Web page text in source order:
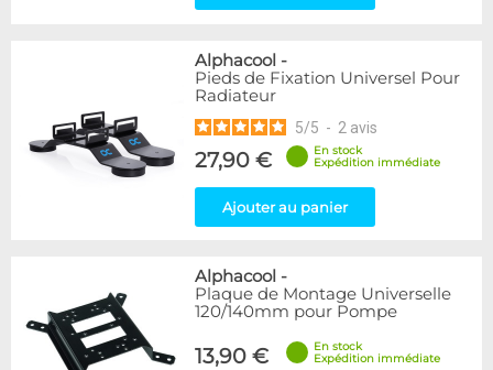
Articles en promotions
Appliquer
Alphacool -
Pieds de Fixation Universel Pour
Radiateur
5/5 - 2 avis
27,90 €
En stock
Expédition immédiate
Ajouter au panier
Alphacool -
Plaque de Montage Universelle
120/140mm pour Pompe
13,90 €
En stock
Expédition immédiate